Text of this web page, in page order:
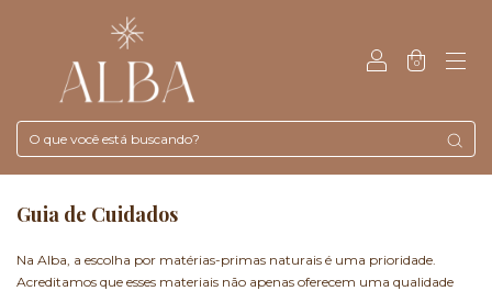
0
Guia de Cuidados
Na Alba, a escolha por matérias-primas naturais é uma prioridade.
Acreditamos que esses materiais não apenas oferecem uma qualidade